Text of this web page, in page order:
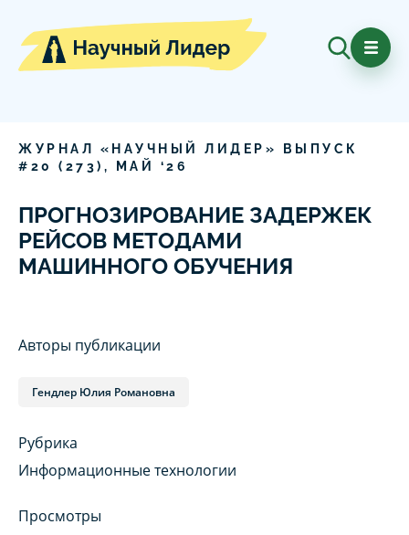
ЖУРНАЛ «НАУЧНЫЙ ЛИДЕР» ВЫПУСК
# 20 ( 273), МАЙ ‘26
ПРОГНОЗИРОВАНИЕ ЗАДЕРЖЕК
РЕЙСОВ МЕТОДАМИ
МАШИННОГО ОБУЧЕНИЯ
Авторы публикации
Гендлер Юлия Романовна
Рубрика
Информационные технологии
Просмотры